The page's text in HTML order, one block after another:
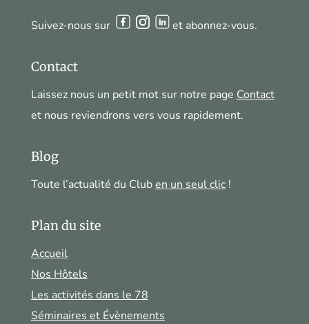
Suivez-nous sur et abonnez-vous.
Contact
Laissez nous un petit mot sur notre page Contact
et nous reviendrons vers vous rapidement.
Blog
Toute l’actualité du Cluben un seul clic!
Plan du site
Accueil
Nos Hôtels
Les activités dans le 78
Séminaires et Évènements